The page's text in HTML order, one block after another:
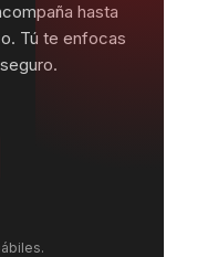
hasta
Tú te enfocas